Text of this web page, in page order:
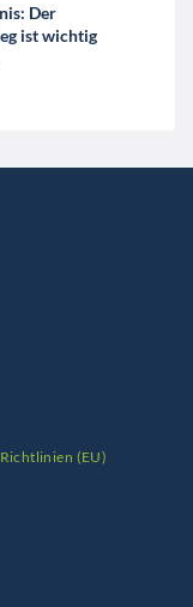
Der
ist wichtig
(EU)